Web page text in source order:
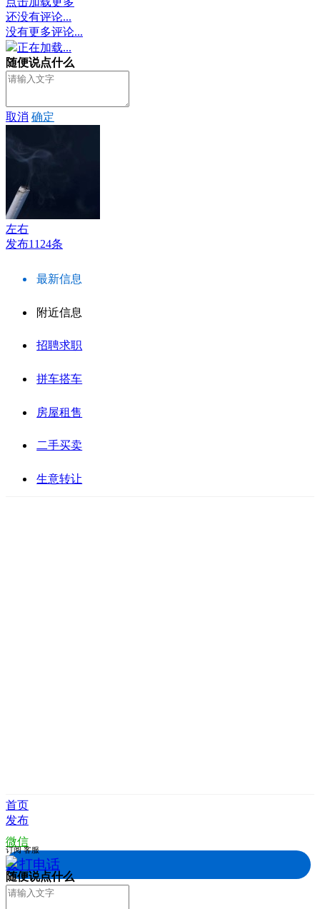
还没有评论...
没有更多评论...
正在加载...
随便说点什么
取消 确定
左右
发布1124条
最新信息
附近信息
招聘求职
拼车搭车
房屋租售
二手买卖
生意转让
首页
发布
微信
拨打电话
订阅 客服
随便说点什么